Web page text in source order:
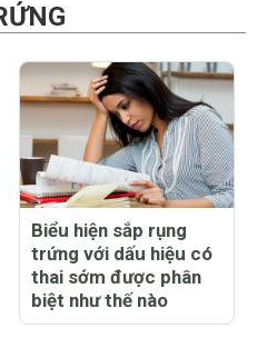
Biểu hiện sắp rụng
trứng với dấu hiệu có
thai sớm được phân
biệt như thế nào